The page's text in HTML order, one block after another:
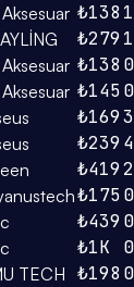
₺138 1
₺279 1
₺138 0
₺1450
₺1693
₺239 4
₺4192
₺1750
₺439 0
₺1K 0
TECH ₺198 0